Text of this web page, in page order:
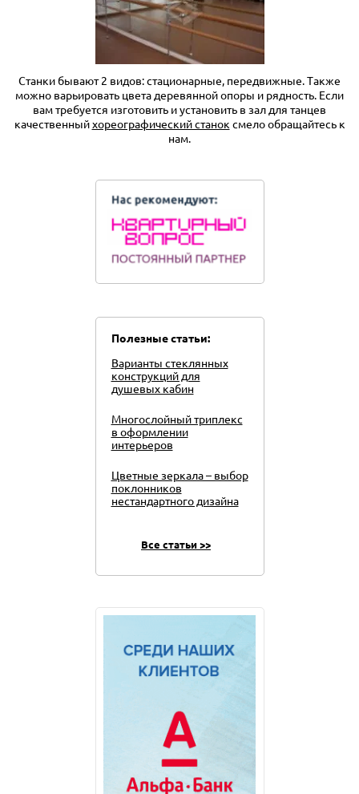
Станки бывают 2 видов: стационарные, передвижные. Также
можно варьировать цвета деревянной опоры и рядность. Если
вам требуется изготовить и установить в зал для танцев
качественныйхореографический станок смело обращайтесь к
нам.
Полезные статьи:
Варианты стеклянных
конструкций для
душевых кабин
Многослойный триплекс
в оформлении
интерьеров
Цветные зеркала – выбор
поклонников
нестандартного дизайна
Все статьи >>